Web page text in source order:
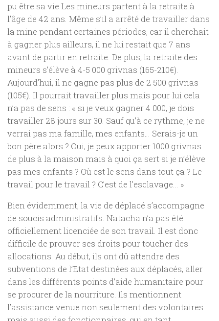
pu être sa vie.Les mineurs partent à la retraite à
l’âge de 42 ans. Même s’il a arrêté de travailler dans
la mine pendant certaines périodes, car il cherchait
à gagner plus ailleurs, il ne lui restait que 7 ans
avant de partir en retraite. De plus, la retraite des
mineurs s’élève à 4-5 000 grivnas (165-210€).
Aujourd’hui, il ne gagne pas plus de 2 500 grivnas
(105€). Il pourrait travailler plus mais pour lui cela
n’a pas de sens : « si je veux gagner 4 000, je dois
travailler 28 jours sur 30. Sauf qu’à ce rythme, je ne
verrai pas ma famille, mes enfants… Serais-je un
bon père alors ? Oui, je peux apporter 1000 grivnas
de plus à la maison mais à quoi ça sert si je n’élève
pas mes enfants ? Où est le sens dans tout ça ? Le
travail pour le travail ? C’est de l’esclavage… »
Bien évidemment, la vie de déplacé s’accompagne
de soucis administratifs. Natacha n’a pas été
officiellement licenciée de son travail. Il est donc
difficile de prouver ses droits pour toucher des
allocations. Au début, ils ont dû attendre des
subventions de l’Etat destinées aux déplacés, aller
dans les différents points d’aide humanitaire pour
se procurer de la nourriture. Ils mentionnent
l’assistance venue non seulement des volontaires